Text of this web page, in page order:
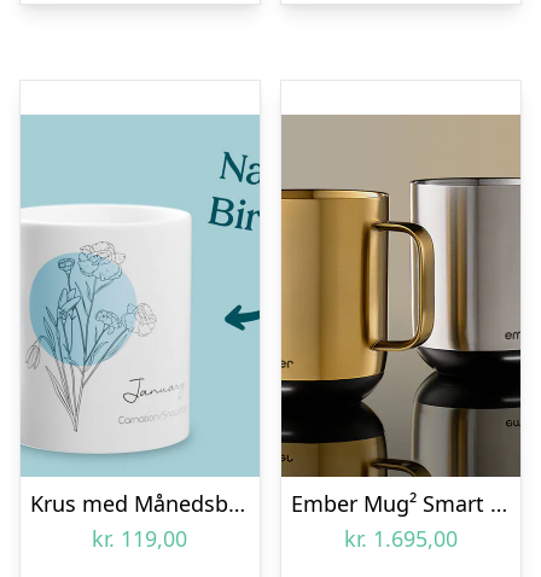
Krus med Månedsblomst & Egen Tekst
kr. 119,00
Ember Mug² Smart Krus
kr. 1.695,00